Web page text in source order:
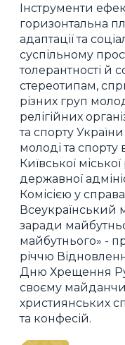
Інструменти
горизонтальна
адаптації та
суспільному
толерантності й
стереотипам,
різних груп
релігійних
та спорту
молоді та
Київської
державної
Комісією у
Всеукраїнський
заради
майбутнього» -
річчю
Дню Хрещення
своєму
християнських
та конфесій.